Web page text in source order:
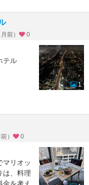
前） 0
テル
1
） 0
マリオッ
は、料理